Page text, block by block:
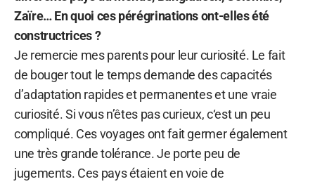
Zaïre… En quoi ces pérégrinations ont-elles été
constructrices ?
Je remercie mes parents pour leur curiosité. Le fait
de bouger tout le temps demande des capacités
d’adaptation rapides et permanentes et une vraie
curiosité. Si vous n’êtes pas curieux, c‘est un peu
compliqué. Ces voyages ont fait germer également
une très grande tolérance. Je porte peu de
jugements. Ces pays étaient en voie de